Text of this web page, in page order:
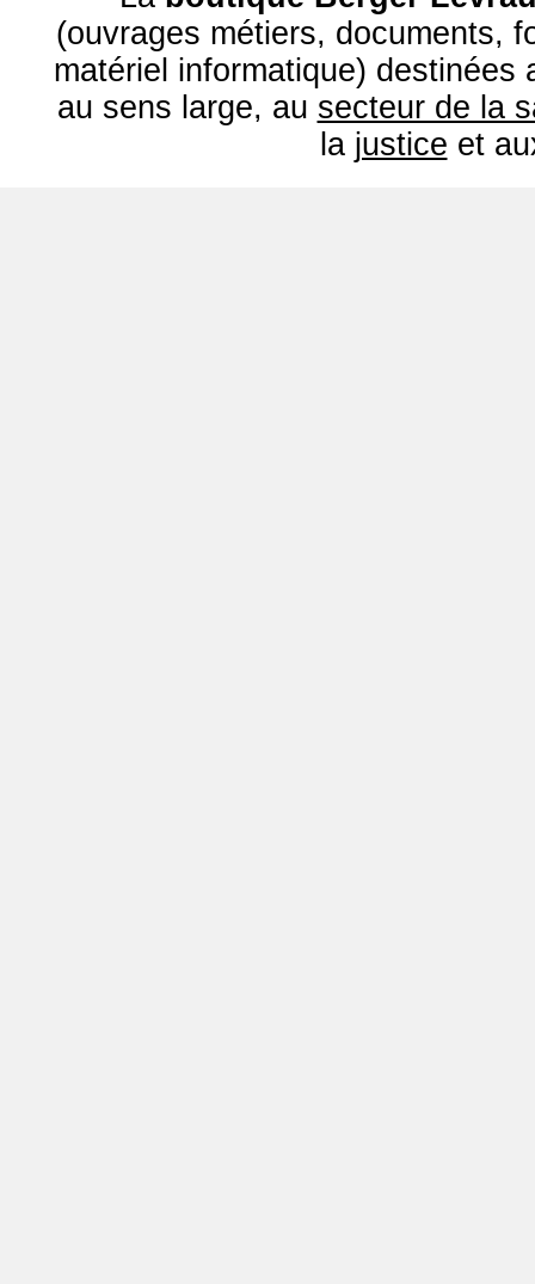
(ouvrages métiers, documents,
matériel informatique) destinées
au sens large, au secteur de la
la justice et